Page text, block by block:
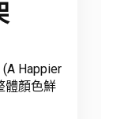
Happier
體顏色鮮